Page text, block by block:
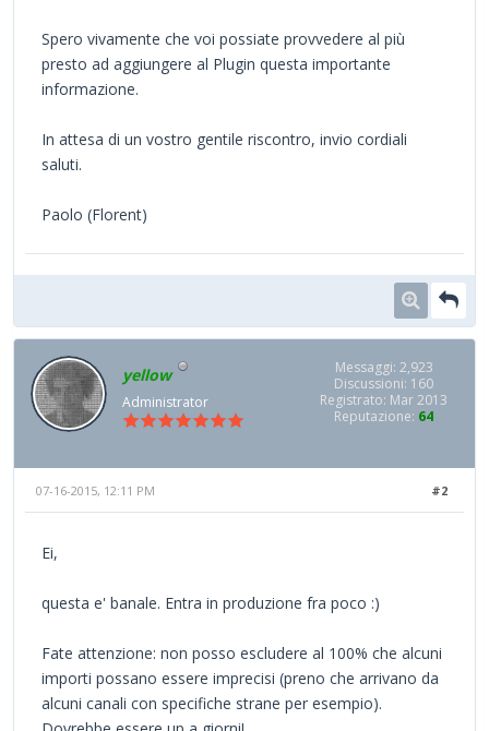
Spero vivamente che voi possiate provvedere al più
presto ad aggiungere al Plugin questa importante
informazione.
In attesa di un vostro gentile riscontro, invio cordiali
saluti.
Paolo (Florent)
yellow
Administrator
Messaggi: 2,923
Discussioni: 160
Registrato: Mar 2013
Reputazione: 64
#2
07-16-2015, 12:11 PM
Ei,
questa e' banale. Entra in produzione fra poco :)
Fate attenzione: non posso escludere al 100% che alcuni
importi possano essere imprecisi (preno che arrivano da
alcuni canali con specifiche strane per esempio).